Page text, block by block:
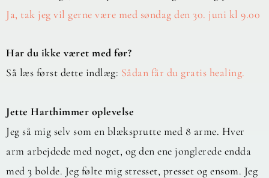
Ja, tak jeg vil gerne være med søndag den 30. juni kl 9.00
Har du ikke været med før?
Så læs først dette indlæg: Sådan får du gratis healing.
Jette Harthimmer oplevelse
Jeg så mig selv som en blæksprutte med 8 arme. Hver
arm arbejdede med noget, og den ene jonglerede endda
med 3 bolde. Jeg følte mig stresset, presset og ensom. Jeg